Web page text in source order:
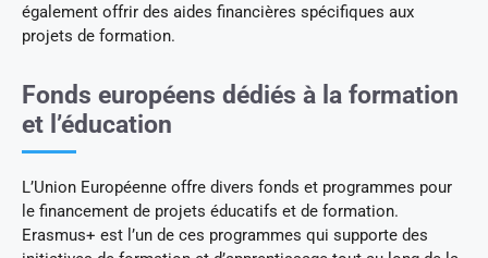
également offrir des aides financières spécifiques aux
projets de formation.
Fonds européens dédiés à la formation
et l’éducation
L’Union Européenne offre divers fonds et programmes pour
le financement de projets éducatifs et de formation.
Erasmus+ est l’un de ces programmes qui supporte des